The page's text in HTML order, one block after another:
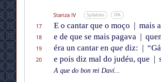
Stanza IV Syllables IPA
17 E o cantar que o moço | mais
18
e de que se mais pagava |
19
éra un cantar en quediz: |
20
e pois diz mal do judéu, que |
A que do bon rei Daví...